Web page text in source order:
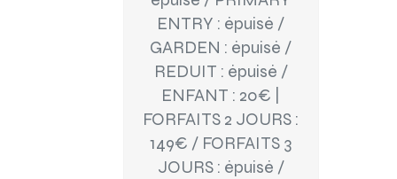
ENTRY : épuisé /
GARDEN : épuisé /
REDUIT : épuisé /
ENFANT : 20€ |
FORFAITS 2 JOURS :
149€ / FORFAITS 3
JOURS : épuisé /